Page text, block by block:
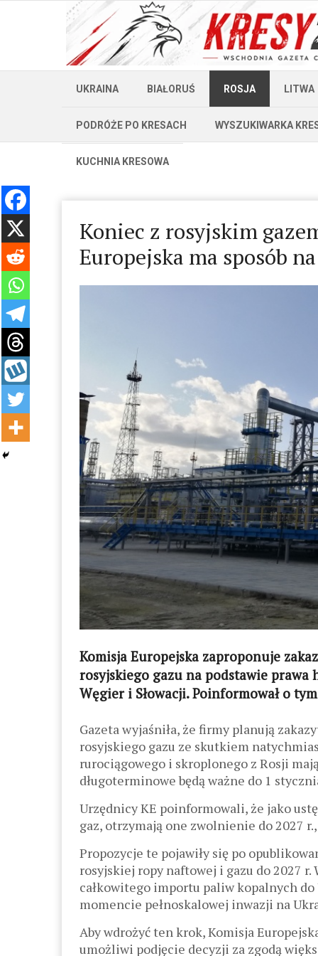
UKRAINA BIAŁORUŚ ROSJA LITWA
PODRÓŻE PO KRESACH WYSZUKIWARKA
KUCHNIA KRESOWA
Koniec z rosyjskim
Europejska ma sposób
Komisja Europejska zaproponuje
rosyjskiego gazu na podstawie prawa
Węgier i Słowacji. Poinformował o
Gazeta wyjaśniła, że firmy planują
rosyjskiego gazu ze skutkiem
rurociągowego i skroplonego z Rosji
długoterminowe będą ważne do 1
Urzędnicy KE poinformowali, że jako
gaz, otrzymają one zwolnienie do 2027
Propozycje te pojawiły się po
rosyjskiej ropy naftowej i gazu do 2027
całkowitego importu paliw kopalnych
momencie pełnoskalowej inwazji na
Aby wdrożyć ten krok, Komisja
umożliwi podjęcie decyzji za zgodą